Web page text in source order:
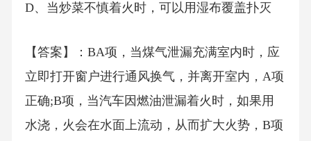
D、当炒菜不慎着火时，可以用湿布覆盖扑灭
【答案】：BA项，当煤气泄漏充满室内时，应
立即打开窗户进行通风换气，并离开室内，A项
正确;B项，当汽车因燃油泄漏着火时，如果用
水浇，火会在水面上流动，从而扩大火势，B项